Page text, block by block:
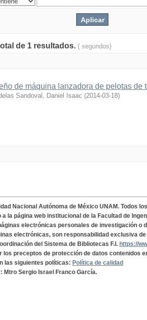
de 1 resultados. ( segundos)
de máquina lanzadora de pelotas de
Sandoval, Daniel Isaac (2014-03-18)
Nacional Autónoma de México UNAM. Todos
a la página web institucional de la Facultad de
electrónicas personales de investigación o
electrónicas, son responsabilidad exclusiva
del Sistema de Bibliotecas F.I. https://
los preceptos de protección de datos contenidos
las siguientes políticas: Política de calidad
Mtro Sergio Israel Franco García.